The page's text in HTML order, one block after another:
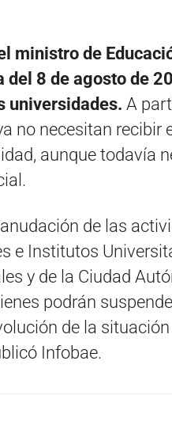
ministro de
del 8 de agosto de
universidades. A
no necesitan recibir
aunque todavía
de las
e Institutos
y de la Ciudad
podrán
de la situación
Infobae.